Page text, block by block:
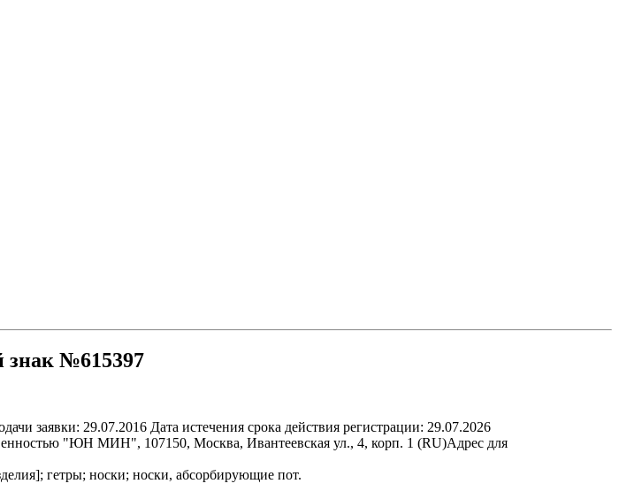
знак №615397
заявки: 29.07.2016 Дата истечения срока действия регистрации: 29.07.2026
"ЮН МИН", 107150, Москва, Ивантеевская ул., 4, корп. 1 (RU)Адрес для
гетры; носки; носки, абсорбирующие пот.